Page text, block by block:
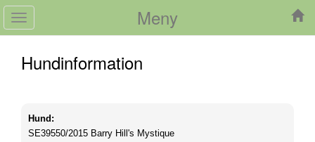
Meny
Toggle
navigation
Hundinformation
Hund:
SE39550/2015 Barry Hill's Mystique